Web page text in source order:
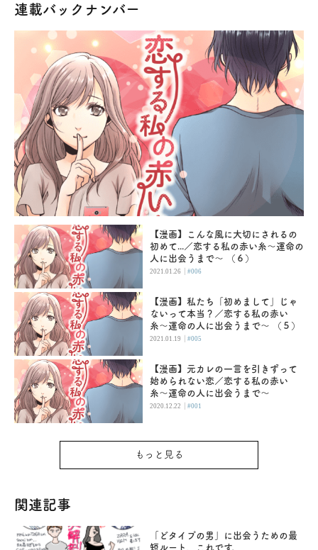
連載バックナンバー
【漫画】こんな風に大切にされるの
初めて...／恋する私の赤い糸〜運命の
人に出会うまで〜 （６）
2021.01.26 |#006
【漫画】私たち「初めまして」じゃ
ないって本当？／恋する私の赤い
糸〜運命の人に出会うまで〜 （５）
2021.01.19 |#005
【漫画】元カレの一言を引きずって
始められない恋／恋する私の赤い
糸〜運命の人に出会うまで〜
2020.12.22 |#001
もっと見る
関連記事
「どタイプの男」に出会うための最
短ルート、これです。